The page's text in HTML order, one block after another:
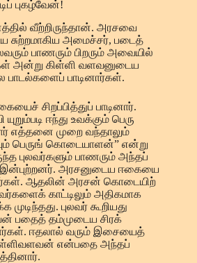
புகழ்வேன்!
வீற்றிருந்தான். அரசவை
சுற்றமாகிய அமைச்சர், படைத்
பாணரும் பிறரும் அவையில்
அன்று கிள்ளி வளவனுடைய
பாடல்களைப் பாடினார்கள்.
சிறப்பித்துப் பாடினார்.
ஈந்து உவக்கும் பெரு
எத்தனை முறை வந்தாலும்
பெருங் கொடையாளன்” என்று
புலவர்களும் பாணரும் அந்தப்
இன்புற்றனர். அரசனுடைய ஈகையை
ஆதலின் அரசன் கொடையிற்
காட்டிலும் அதிகமாக
புலவர் கூறியது
பதைத் தம்முடைய சிரக்
ஈதலால் வரும் இசையைத்
என்பதை அந்தப்